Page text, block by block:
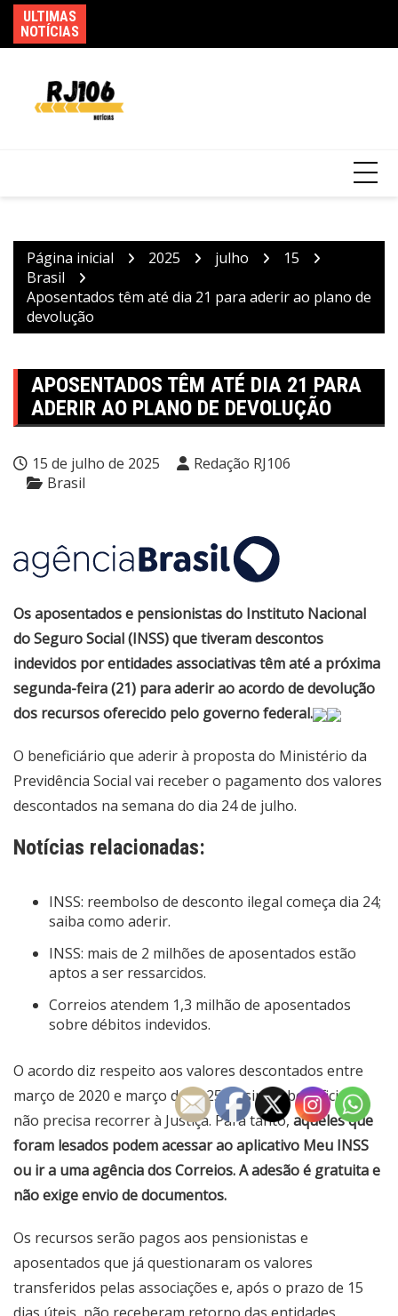
para
o
ULTIMAS
NOTÍCIAS
Página inicial 2025 julho
15
Brasil
Aposentados têm até dia 21 para aderir ao plano de
devolução
APOSENTADOS TÊM ATÉ DIA 21 PARA
ADERIR AO PLANO DE DEVOLUÇÃO
15 de julho de 2025
Redação RJ106
Brasil
Os aposentados e pensionistas do Instituto Nacional
do Seguro Social (INSS) que tiveram descontos
indevidos por entidades associativas têm até a próxima
segunda-feira (21) para aderir ao acordo de devolução
dos recursos oferecido pelo governo federal.
O beneficiário que aderir à proposta do Ministério da
Previdência Social vai receber o pagamento dos valores
descontados na semana do dia 24 de julho.
Notícias relacionadas:
INSS: reembolso de desconto ilegal começa dia 24;
saiba como aderir.
INSS: mais de 2 milhões de aposentados estão
aptos a ser ressarcidos.
Correios atendem 1,3 milhão de aposentados
sobre débitos indevidos.
O acordo diz respeito aos valores descontados entre
março de 2020 e março de 2025. Assim, o beneficiário
não precisa recorrer à Justiça. Para tanto, aqueles que
foram lesados podem acessar ao aplicativo Meu INSS
ou ir a uma agência dos Correios. A adesão é gratuita e
não exige envio de documentos.
Os recursos serão pagos aos pensionistas e
aposentados que já questionaram os valores
transferidos pelas associações e, após o prazo de 15